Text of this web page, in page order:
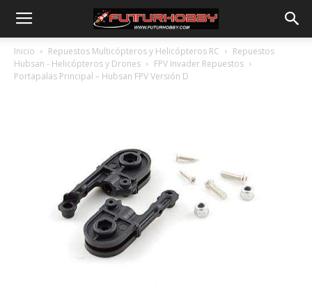
Inicio Repuestos Multicópteros y Helicópteros RC
Repuestos
Hubsan - Helicópteros y Drones
FPV Invader Repuestos
Portapalas Principal – Hubsan FPV Versión D